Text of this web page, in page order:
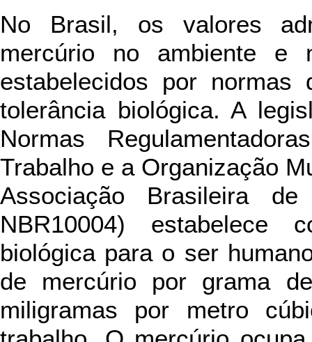
No Brasil, os valores
mercúrio no ambiente e
estabelecidos por normas
tolerância biológica. A
Normas
Trabalho e a Organização
Associação Brasileira
NBR10004) estabelece
biológica para o ser
de mercúrio por grama
miligramas por metro